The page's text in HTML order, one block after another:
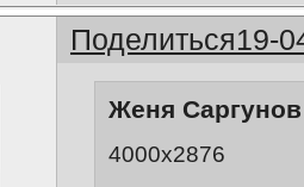
Поделиться19-
Женя
4000x2876